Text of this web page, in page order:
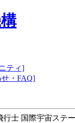
ティ]
・FAQ]
行士 国際宇宙ステ